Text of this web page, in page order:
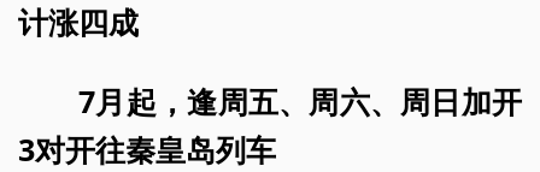
计涨四成
7月起，逢周五、周六、周日加开
3对开往秦皇岛列车